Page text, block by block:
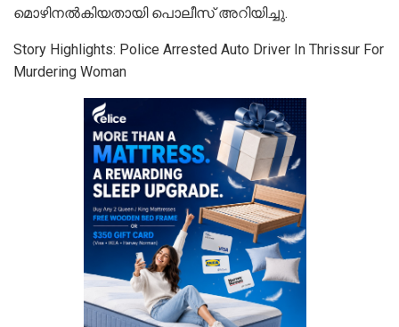
മൊഴിനല്‍കിയതായി പൊലീസ് അറിയിച്ചു.
Story Highlights: Police Arrested Auto Driver In Thrissur For
Murdering Woman